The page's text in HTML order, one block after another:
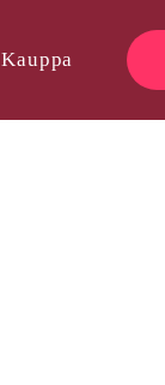
Kauppa